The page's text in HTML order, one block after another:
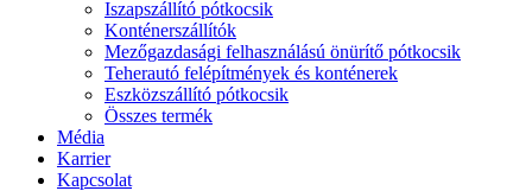
Iszapszállító pótkocsik
Konténerszállítók
Mezőgazdasági felhasználású önürítő pótkocsik
Teherautó felépítmények és konténerek
Eszközszállító pótkocsik
Összes termék
Média
Karrier
Kapcsolat